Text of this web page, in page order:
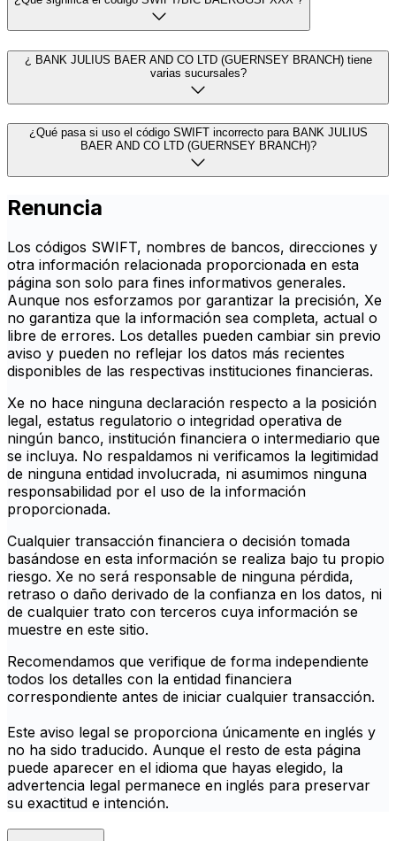
¿ BANK JULIUS BAER AND CO LTD (GUERNSEY BRANCH) tiene
varias sucursales?
¿Qué pasa si uso el código SWIFT incorrecto para BANK JULIUS
BAER AND CO LTD (GUERNSEY BRANCH)?
Renuncia
Los códigos SWIFT, nombres de bancos, direcciones y
otra información relacionada proporcionada en esta
página son solo para fines informativos generales.
Aunque nos esforzamos por garantizar la precisión, Xe
no garantiza que la información sea completa, actual o
libre de errores. Los detalles pueden cambiar sin previo
aviso y pueden no reflejar los datos más recientes
disponibles de las respectivas instituciones financieras.
Xe no hace ninguna declaración respecto a la posición
legal, estatus regulatorio o integridad operativa de
ningún banco, institución financiera o intermediario que
se incluya. No respaldamos ni verificamos la legitimidad
de ninguna entidad involucrada, ni asumimos ninguna
responsabilidad por el uso de la información
proporcionada.
Cualquier transacción financiera o decisión tomada
basándose en esta información se realiza bajo tu propio
riesgo. Xe no será responsable de ninguna pérdida,
retraso o daño derivado de la confianza en los datos, ni
de cualquier trato con terceros cuya información se
muestre en este sitio.
Recomendamos que verifique de forma independiente
todos los detalles con la entidad financiera
correspondiente antes de iniciar cualquier transacción.
Este aviso legal se proporciona únicamente en inglés y
no ha sido traducido. Aunque el resto de esta página
puede aparecer en el idioma que hayas elegido, la
advertencia legal permanece en inglés para preservar
su exactitud e intención.